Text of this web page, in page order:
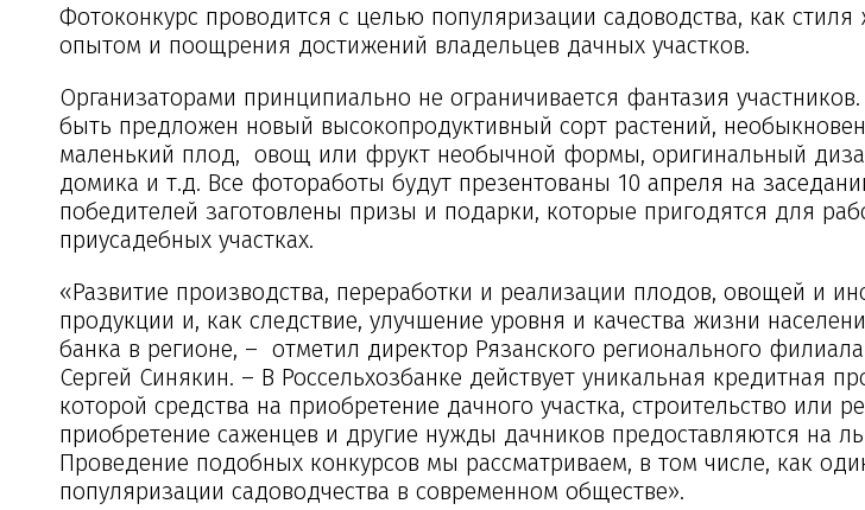
Фотоконкурс проводится с целью популяризации садоводства, как
опытом и поощрения достижений владельцев дачных участков.
Организаторами принципиально не ограничивается фантазия
быть предложен новый высокопродуктивный сорт растений,
маленький плод, овощ или фрукт необычной формы, оригинальный
домика и т.д. Все фотоработы будут презентованы 10 апреля на
победителей заготовлены призы и подарки, которые пригодятся для
приусадебных участках.
«Развитие производства, переработки и реализации плодов, овощей и
продукции и, как следствие, улучшение уровня и качества жизни
банка в регионе, – отметил директор Рязанского регионального
Сергей Синякин. – В Россельхозбанке действует уникальная кредитная
которой средства на приобретение дачного участка, строительство или
приобретение саженцев и другие нужды дачников предоставляются на
Проведение подобных конкурсов мы рассматриваем, в том числе, как
популяризации садоводчества в современном обществе».